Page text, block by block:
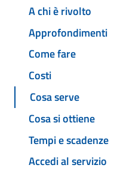
A chi è rivolto
Approfondimenti
Come fare
Costi
Cosa serve
Cosa si ottiene
Tempi e scadenze
Accedi al servizio